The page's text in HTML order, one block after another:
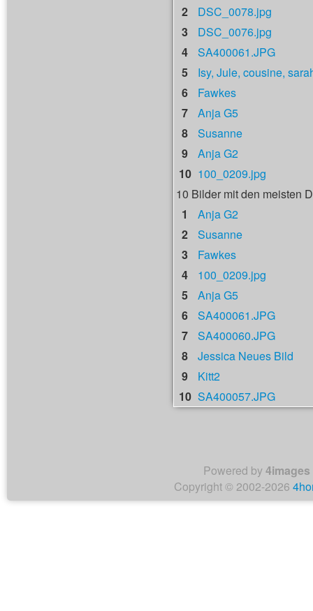
2
DSC_0078.jpg
3
DSC_0076.jpg
4
SA400061.JPG
5
Isy, Jule, cousine,
6
Fawkes
7
Anja G5
8
Susanne
9
Anja G2
10 100_0209.jpg
10 Bilder mit den meisten
1
Anja G2
2
Susanne
3
Fawkes
4
100_0209.jpg
5
Anja G5
6
SA400061.JPG
7
SA400060.JPG
8
Jessica Neues Bild
9
Kitt2
10 SA400057.JPG
Powered by4images
Copyright © 2002-2026